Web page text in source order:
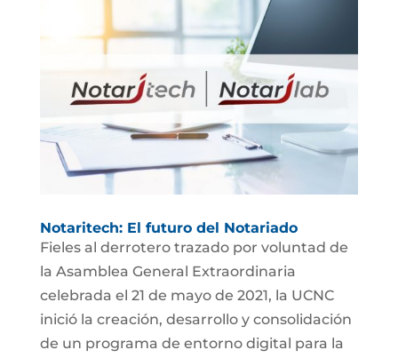
Notaritech: El futuro del Notariado
Fieles al derrotero trazado por voluntad de
la Asamblea General Extraordinaria
celebrada el 21 de mayo de 2021, la UCNC
inició la creación, desarrollo y consolidación
de un programa de entorno digital para la